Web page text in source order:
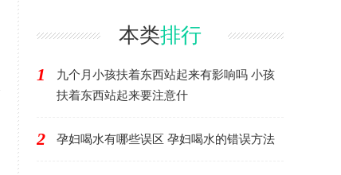
本类排行
1
九个月小孩扶着东西站起来有影响吗 小孩
扶着东西站起来要注意什
2 孕妇喝水有哪些误区 孕妇喝水的错误方法